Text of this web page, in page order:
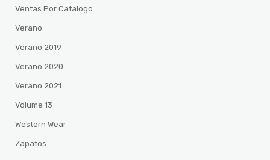
Ventas Por Catalogo
Verano
Verano 2019
Verano 2020
Verano 2021
Volume 13
Western Wear
Zapatos